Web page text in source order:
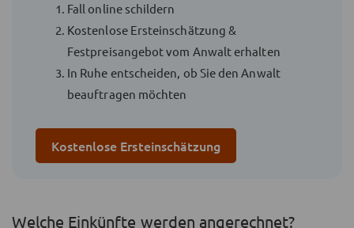
Fall online schildern
Kostenlose Ersteinschätzung &
Festpreisangebot vom Anwalt erhalten
In Ruhe entscheiden, ob Sie den Anwalt
beauftragen möchten
Kostenlose Ersteinschätzung
Welche Einkünfte werden angerechnet?